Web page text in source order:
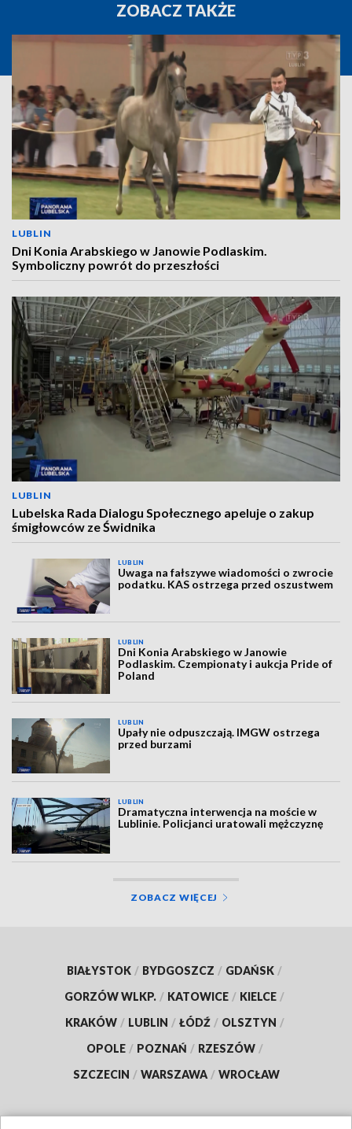
ZOBACZ TAKŻE
LUBLIN
Dni Konia Arabskiego w Janowie Podlaskim.
Symboliczny powrót do przeszłości
LUBLIN
Lubelska Rada Dialogu Społecznego apeluje o zakup
śmigłowców ze Świdnika
LUBLIN
Uwaga na fałszywe wiadomości o zwrocie
podatku. KAS ostrzega przed oszustwem
LUBLIN
Dni Konia Arabskiego w Janowie
Podlaskim. Czempionaty i aukcja Pride of
Poland
LUBLIN
Upały nie odpuszczają. IMGW ostrzega
przed burzami
LUBLIN
Dramatyczna interwencja na moście w
Lublinie. Policjanci uratowali mężczyznę
ZOBACZ WIĘCEJ
BIAŁYSTOK / BYDGOSZCZ / GDAŃSK /
GORZÓW WLKP. / KATOWICE / KIELCE /
KRAKÓW / LUBLIN / ŁÓDŹ / OLSZTYN /
OPOLE / POZNAŃ / RZESZÓW /
SZCZECIN / WARSZAWA / WROCŁAW